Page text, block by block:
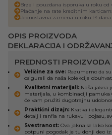
Brza i pouzdana isporuka u roku od
Plaćanje na rate kreditnim
Jednostavna zamena u roku 14 dana
OPIS PROIZVODA
DEKLARACIJA I
PREDNOSTI PROIZVODA
Veličine za sve: Razumemo da
osigurali da naša kolekcija
Kvalitetni materijali: Naša jakna
materijala, u kombinaciji pamuka
će vam pružiti dugotrajnu
Praktični dizajn: Kratka i
detalj i ranfla na rukavu i pojasu,
Svestranost: Ova jakna se lako
potpuni pogodak je tu donji deo iz